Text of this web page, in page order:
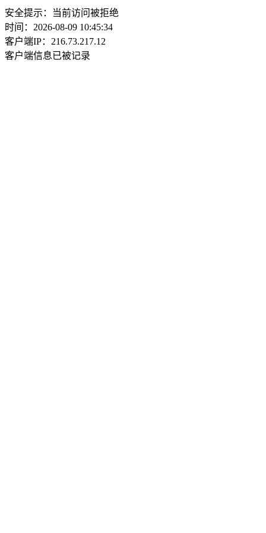
安全提示：当前访问被拒绝
时间：2026-08-09 10:45:34
客户端IP：216.73.217.12
客户端信息已被记录